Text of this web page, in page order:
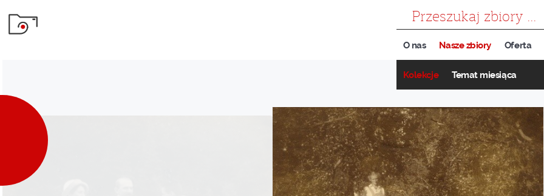
O nas Nasze zbiory
Kolekcje Temat miesiąca
Oferta